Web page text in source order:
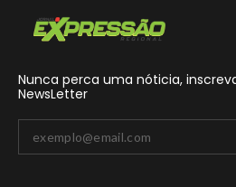
Nunca perca uma nóticia,
NewsLetter